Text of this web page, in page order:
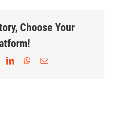
Choose Your
LinkedInWhatsApp
Correo